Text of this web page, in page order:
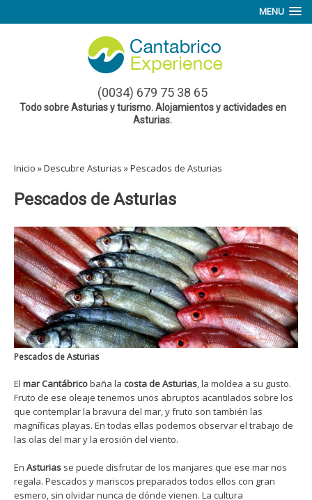
MENU
(0034) 679 75 38 65
Todo sobre Asturias y turismo. Alojamientos y actividades en
Asturias.
Inicio »Descubre Asturias »Pescados de Asturias
Pescados de Asturias
Pescados de Asturias
El mar Cantábricobaña la costa de Asturias, la moldea a su gusto.
Fruto de ese oleaje tenemos unos abruptos acantilados sobre los
que contemplar la bravura del mar, y fruto son también las
magníficas playas. En todas ellas podemos observar el trabajo de
las olas del mar y la erosión del viento.
En Asturias se puede disfrutar de los manjares que ese mar nos
regala. Pescados y mariscos preparados todos ellos con gran
esmero, sin olvidar nunca de dónde vienen. La cultura